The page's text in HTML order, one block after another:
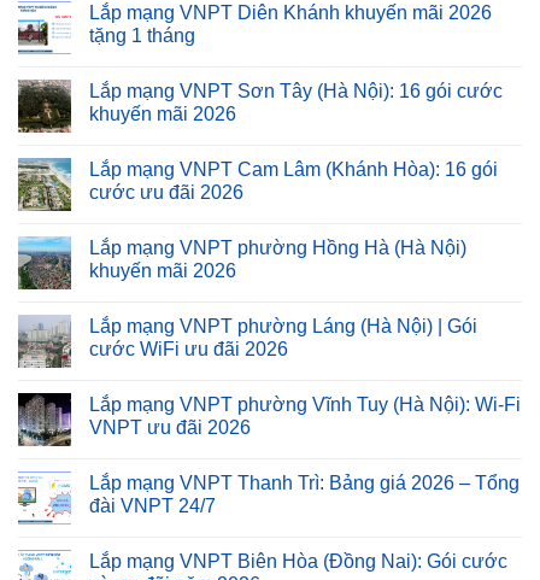
Lắp mạng VNPT Diên Khánh khuyến mãi 2026
tặng 1 tháng
Lắp mạng VNPT Sơn Tây (Hà Nội): 16 gói cước
khuyến mãi 2026
Lắp mạng VNPT Cam Lâm (Khánh Hòa): 16 gói
cước ưu đãi 2026
Lắp mạng VNPT phường Hồng Hà (Hà Nội)
khuyến mãi 2026
Lắp mạng VNPT phường Láng (Hà Nội) | Gói
cước WiFi ưu đãi 2026
Lắp mạng VNPT phường Vĩnh Tuy (Hà Nội): Wi-Fi
VNPT ưu đãi 2026
Lắp mạng VNPT Thanh Trì: Bảng giá 2026 – Tổng
đài VNPT 24/7
Lắp mạng VNPT Biên Hòa (Đồng Nai): Gói cước